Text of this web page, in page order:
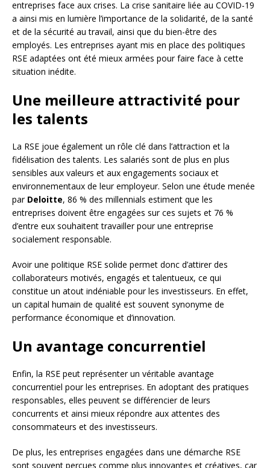
entreprises face aux crises. La crise sanitaire liée au COVID-19
a ainsi mis en lumière l’importance de la solidarité, de la santé
et de la sécurité au travail, ainsi que du bien-être des
employés. Les entreprises ayant mis en place des politiques
RSE adaptées ont été mieux armées pour faire face à cette
situation inédite.
Une meilleure attractivité pour
les talents
La RSE joue également un rôle clé dans l’attraction et la
fidélisation des talents. Les salariés sont de plus en plus
sensibles aux valeurs et aux engagements sociaux et
environnementaux de leur employeur. Selon une étude menée
par Deloitte, 86 % des millennials estiment que les
entreprises doivent être engagées sur ces sujets et 76 %
d’entre eux souhaitent travailler pour une entreprise
socialement responsable.
Avoir une politique RSE solide permet donc d’attirer des
collaborateurs motivés, engagés et talentueux, ce qui
constitue un atout indéniable pour les investisseurs. En effet,
un capital humain de qualité est souvent synonyme de
performance économique et d’innovation.
Un avantage concurrentiel
Enfin, la RSE peut représenter un véritable avantage
concurrentiel pour les entreprises. En adoptant des pratiques
responsables, elles peuvent se différencier de leurs
concurrents et ainsi mieux répondre aux attentes des
consommateurs et des investisseurs.
De plus, les entreprises engagées dans une démarche RSE
sont souvent perçues comme plus innovantes et créatives, car